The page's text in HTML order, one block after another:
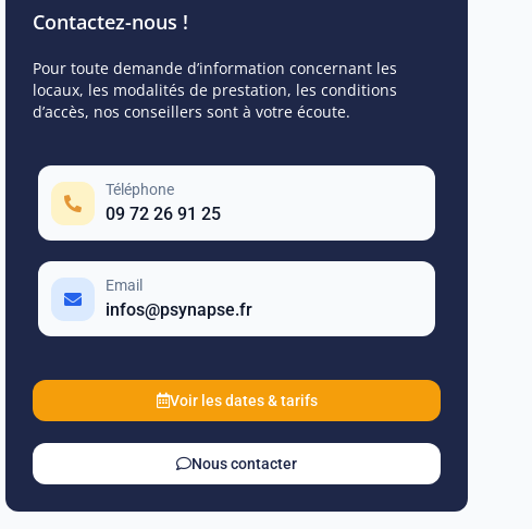
Contactez-nous !
Pour toute demande d’information concernant les
locaux, les modalités de prestation, les conditions
d’accès, nos conseillers sont à votre écoute.
Téléphone
09 72 26 91 25
Email
infos@psynapse.fr
Voir les dates & tarifs
Nous contacter